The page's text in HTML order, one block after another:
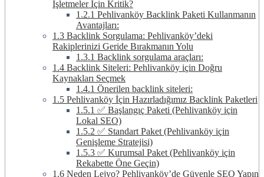
İşletmeler İçin Kritik?
1.2.1 Pehlivanköy Backlink Paketi Kullanmanın
Avantajları:
1.3 Backlink Sorgulama: Pehlivanköy’deki
Rakiplerinizi Geride Bırakmanın Yolu
1.3.1 Backlink sorgulama araçları:
1.4 Backlink Siteleri: Pehlivanköy için Doğru
Kaynakları Seçmek
1.4.1 Önerilen backlink siteleri:
1.5 Pehlivanköy İçin Hazırladığımız Backlink Paketleri
1.5.1 ✅ Başlangıç Paketi (Pehlivanköy için
Lokal SEO)
1.5.2 ✅ Standart Paket (Pehlivanköy için
Genişleme Stratejisi)
1.5.3 ✅ Kurumsal Paket (Pehlivanköy için
Rekabette Öne Geçin)
1.6 Neden Lejyo? Pehlivanköy’de Güvenle SEO Yapın